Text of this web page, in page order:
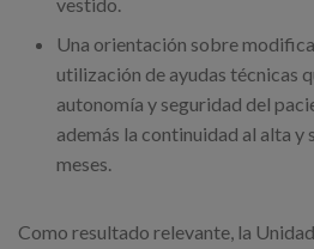
Una orientación sobre
utilización de ayudas técnicas
autonomía y seguridad del
además la continuidad al alta y
meses.
Como resultado relevante, la